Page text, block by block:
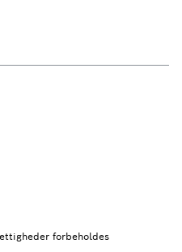
forbeholdes